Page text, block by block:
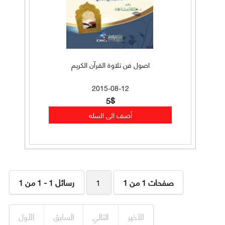
اصول فن تلاوة القرآن الكريم
2015-08-12
5$
رسائل 1 - 1 من 1 1 صفحات 1 من 1
الأول السابق التالي الأخير